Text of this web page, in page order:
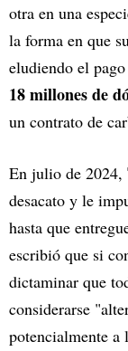
otra en una
la forma en que
eludiendo el
18 millones de
un contrato de
En julio de 2024,
desacato y le
hasta que
escribió que si
dictaminar que
considerarse
potencialmente a